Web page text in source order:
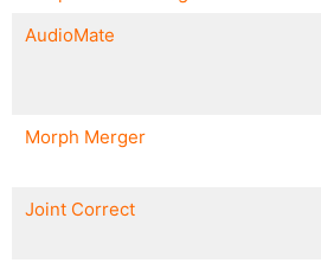
AudioMate
Morph Merger
Joint Correct